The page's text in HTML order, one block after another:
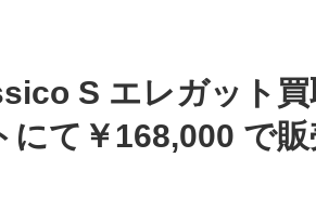
S エレガット買
にて￥168,000 で